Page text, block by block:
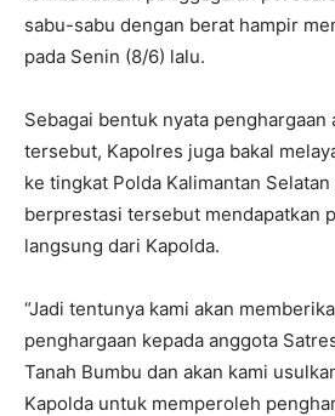
sabu-sabu dengan berat hampir
pada Senin (8/6) lalu.
Sebagai bentuk nyata
tersebut, Kapolres juga bakal
ke tingkat Polda Kalimantan
berprestasi tersebut mendapatkan
langsung dari Kapolda.
“Jadi tentunya kami akan
penghargaan kepada anggota
Tanah Bumbu dan akan kami
Kapolda untuk memperoleh